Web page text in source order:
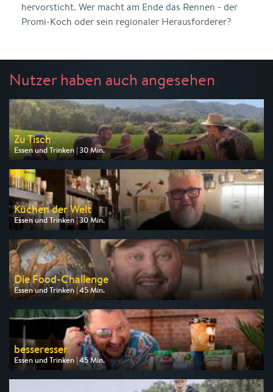
hervorsticht. Wer macht am Ende das Rennen - der
Promi-Koch oder sein regionaler Herausforderer?
Nutzer haben auch angesehen
Zu Tisch
Essen und Trinken | 30 Min.
Ausgestrahlt von arte
am 09.08.2026, 18:40
Küchen der Welt
Essen und Trinken | 30 Min.
Ausgestrahlt von arte
am 10.08.2026, 11:55
Die Food-Challenge
Essen und Trinken | 45 Min.
Ausgestrahlt von ZDF info
am 08.08.2026, 17:15
besseresser
Essen und Trinken | 45 Min.
Ausgestrahlt von ZDF info
am 08.08.2026, 13:30